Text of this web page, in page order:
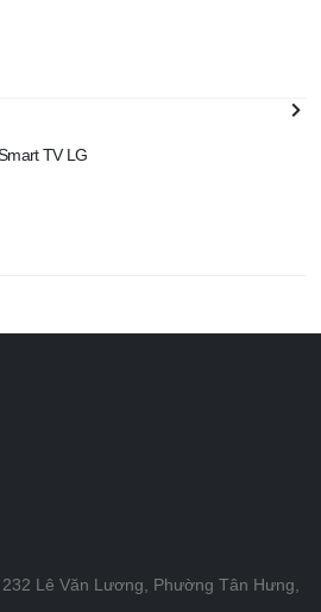
TV LG
Giá:
Lê Văn Lương, Phường Tân Hưng,